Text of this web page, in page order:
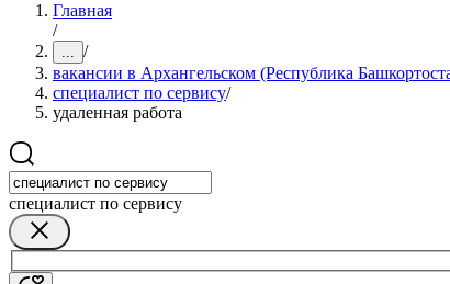
Главная
/
... /
вакансии в Архангельском (Республика
специалист по сервису/
удаленная работа
специалист по сервису